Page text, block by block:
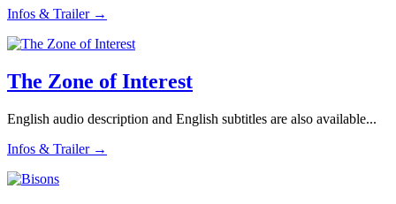
Infos & Trailer →
The Zone of Interest
English audio description and English subtitles are also available...
Infos & Trailer →